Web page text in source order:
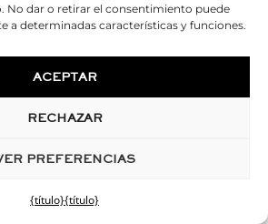
No dar o retirar el consentimiento puede
a determinadas características y funciones.
ACEPTAR
RECHAZAR
PREFERENCIAS
{título}{título}